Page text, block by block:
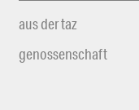
aus der taz
genossenschaft